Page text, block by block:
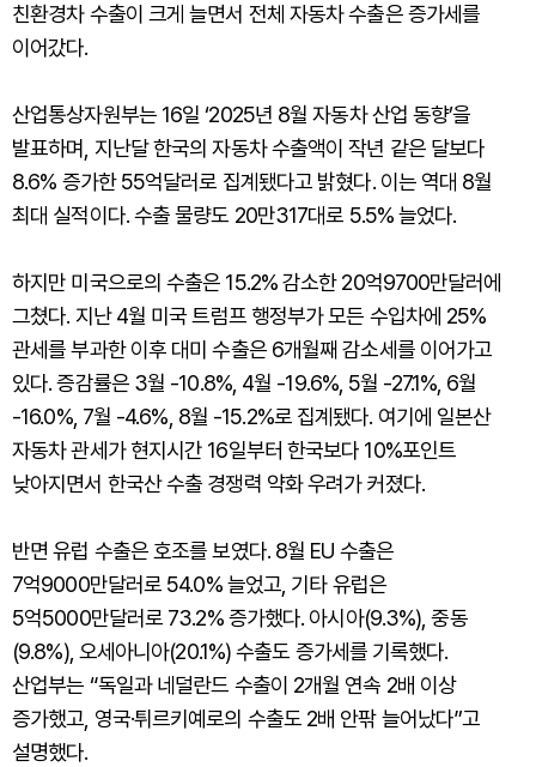
친환경차 수출이 크게 늘면서 전체 자동차 수출은 증가세를
이어갔다.
산업통상자원부는 16일 ‘2025년 8월 자동차 산업 동향’을
발표하며, 지난달 한국의 자동차 수출액이 작년 같은 달보다
8.6% 증가한 55억달러로 집계됐다고 밝혔다. 이는 역대 8월
최대 실적이다. 수출 물량도 20만317대로 5.5% 늘었다.
하지만 미국으로의 수출은 15.2% 감소한 20억9700만달러에
그쳤다. 지난 4월 미국 트럼프 행정부가 모든 수입차에 25%
관세를 부과한 이후 대미 수출은 6개월째 감소세를 이어가고
있다. 증감률은 3월 -10.8%, 4월 -19.6%, 5월 -27.1%, 6월
-16.0%, 7월 -4.6%, 8월 -15.2%로 집계됐다. 여기에 일본산
자동차 관세가 현지시간 16일부터 한국보다 10%포인트
낮아지면서 한국산 수출 경쟁력 약화 우려가 커졌다.
반면 유럽 수출은 호조를 보였다. 8월 EU 수출은
7억9000만달러로 54.0% 늘었고, 기타 유럽은
5억5000만달러로 73.2% 증가했다. 아시아(9.3%), 중동
(9.8%), 오세아니아(20.1%) 수출도 증가세를 기록했다.
산업부는 “독일과 네덜란드 수출이 2개월 연속 2배 이상
증가했고, 영국·튀르키예로의 수출도 2배 안팎 늘어났다”고
설명했다.